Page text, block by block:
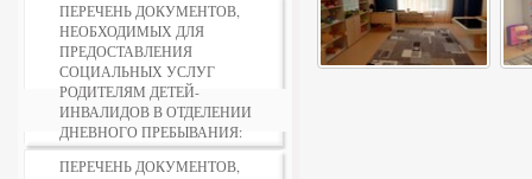
ПЕРЕЧЕНЬ ДОКУМЕНТОВ,
НЕОБХОДИМЫХ ДЛЯ
ПРЕДОСТАВЛЕНИЯ
СОЦИАЛЬНЫХ УСЛУГ
РОДИТЕЛЯМ ДЕТЕЙ-
ИНВАЛИДОВ В ОТДЕЛЕНИИ
ДНЕВНОГО ПРЕБЫВАНИЯ:
ПЕРЕЧЕНЬ ДОКУМЕНТОВ,